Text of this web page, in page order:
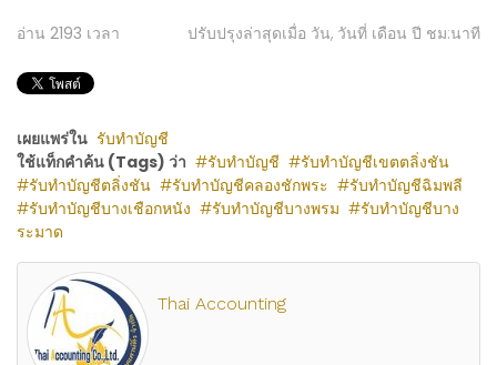
อ่าน 2193 เวลา ปรับปรุงล่าสุดเมื่อ วัน, วันที่ เดือน ปี ชม:นาที
เผยแพร่ใน รับทำบัญชี
ใช้แท็กคำค้น (Tags) ว่า
รับทำบัญชี
รับทำบัญชีเขตตลิ่งชัน
รับทำบัญชีตลิ่งชัน
รับทำบัญชีคลองชักพระ
รับทำบัญชีฉิมพลี
รับทำบัญชีบางเชือกหนัง
รับทำบัญชีบางพรม
รับทำบัญชีบาง
ระมาด
Thai Accounting